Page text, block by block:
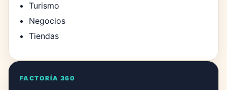
Turismo
Negocios
Tiendas
FACTORÍA 360